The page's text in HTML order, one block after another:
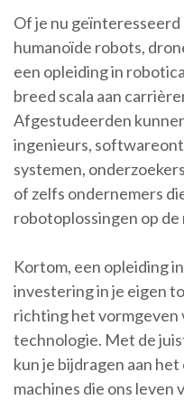
Of je nu
humanoïde robots,
een opleiding in
breed scala aan
Afgestudeerden
ingenieurs,
systemen,
of zelfs ondernemers
robotoplossingen op
Kortom, een opleiding
investering in je eigen
richting het vormgeven
technologie. Met de
kun je bijdragen aan
machines die ons